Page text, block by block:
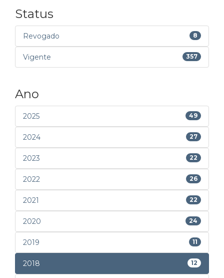
Status
Revogado 8
Vigente 357
Ano
2025 49
2024 27
2023 22
2022 26
2021 22
2020 24
2019 11
2018 12